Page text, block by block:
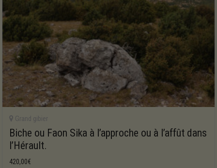
Grand gibier
Biche ou Faon Sika à l’approche ou à l’affût dans
l’Hérault.
420,00€